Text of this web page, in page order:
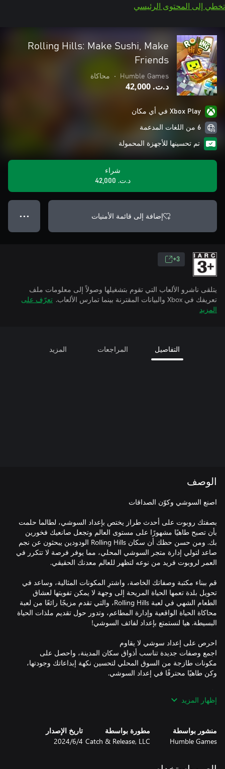
تخطي إلى المحتوى الرئيسي
Rolling Hills: Make Sushi, Make
Friends
Humble Games
• محاكاة
د.ت.‏ 42,000
Xbox Play في أي مكان
6 من اللغات المدعمة
تم تحسينها للأجهزة المحمولة
شراء
د.ت.‏ 42,000
إضافة إلى قائمة الأمنيات ● ● ●
3+
يتلقى ناشرو الألعاب التي تقوم بتشغيلها وصولاً إلى معلومات ملف
تعريفك في Xbox والبيانات المقترنة بينما تمارس الألعاب.
تعرّف على
المزيد
التفاصيل المراجعات المزيد
الوصف
بصفتك روبوت على أحدث طراز يختص بإعداد السوشي، لطالما حلمت
بأن تصبح طاهيًا مشهورًا على مستوى العالم وتجعل صانعيك فخورين
بك. ومن حسن حظك أن سكان Rolling Hills الودودين يبحثون عن نجم
صاعد لتولي إدارة متجر السوشي المحلي، مما يوفر فرصة لا تتكرر في
قم ببناء مكتبة وصفاتك الخاصة، واشترِ المكونات المثالية، وساعد في
تحويل بلدة تعمها الحياة المريحة إلى وجهة لا يمكن تفويتها لعشاق
الطعام الشهي في لعبة Rolling Hills، والتي تقدم مزيجًا رائعًا من لعبة
محاكاة الحياة الواقعية وإدارة المطاعم، وتدور حول تقديم ملذات الحياة
اجمع وصفات جديدة تناسب أذواق سكان المدينة، واحصل على
مكونات طازجة من السوق المحلي لتحسين نكهة إبداعاتك وجودتها،
قم ببناء علاقات مع سكان رولينج هيلز على فنجان قهوة، وساعدهم في
وتقييمات ممتازة. أضف لمساتك الخاصة على مطعمك بالديكورات التي
إظهار المزيد
منشور بواسطة
Humble Games
مطورة بواسطة
Catch & Release, LLC
تاريخ الإصدار
4‏/6‏/2024